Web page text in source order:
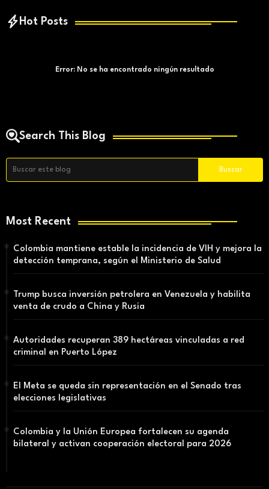
Hot Posts
Error:No se ha encontrado ningún resultado
Search This Blog
Most Recent
Colombia mantiene estable la incidencia de VIH y mejora la
detección temprana, según el Ministerio de Salud
Trump busca inversión petrolera en Venezuela y habilita
venta de crudo a China y Rusia
Autoridades recuperan 389 hectáreas vinculadas a red
criminal en Puerto López
El Meta se queda sin representación en el Senado tras
elecciones legislativas
Colombia y la Unión Europea fortalecen su agenda
bilateral y activan cooperación electoral para 2026